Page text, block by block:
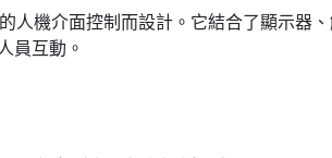
機介面控制而設計。它結合了顯示器
員互動。